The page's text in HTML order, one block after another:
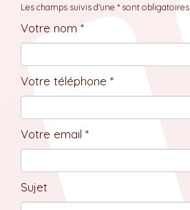
Les champs suivis d'une * sont obligatoires
Votre nom *
Votre téléphone *
Votre email *
Sujet